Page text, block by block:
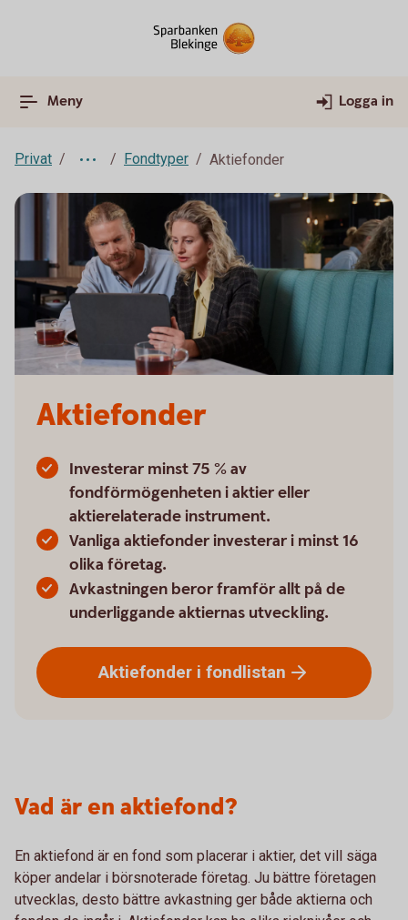
Meny Logga in
Privat Fondtyper Aktiefonder
Aktiefonder
Investerar minst 75 % av
fondförmögenheten i aktier eller
aktierelaterade instrument.
Vanliga aktiefonder investerar i minst 16
olika företag.
Avkastningen beror framför allt på de
underliggande aktiernas utveckling.
Aktiefonder i fondlistan
Vad är en aktiefond?
En aktiefond är en fond som placerar i aktier, det vill säga
köper andelar i börsnoterade företag. Ju bättre företagen
utvecklas, desto bättre avkastning ger både aktierna och